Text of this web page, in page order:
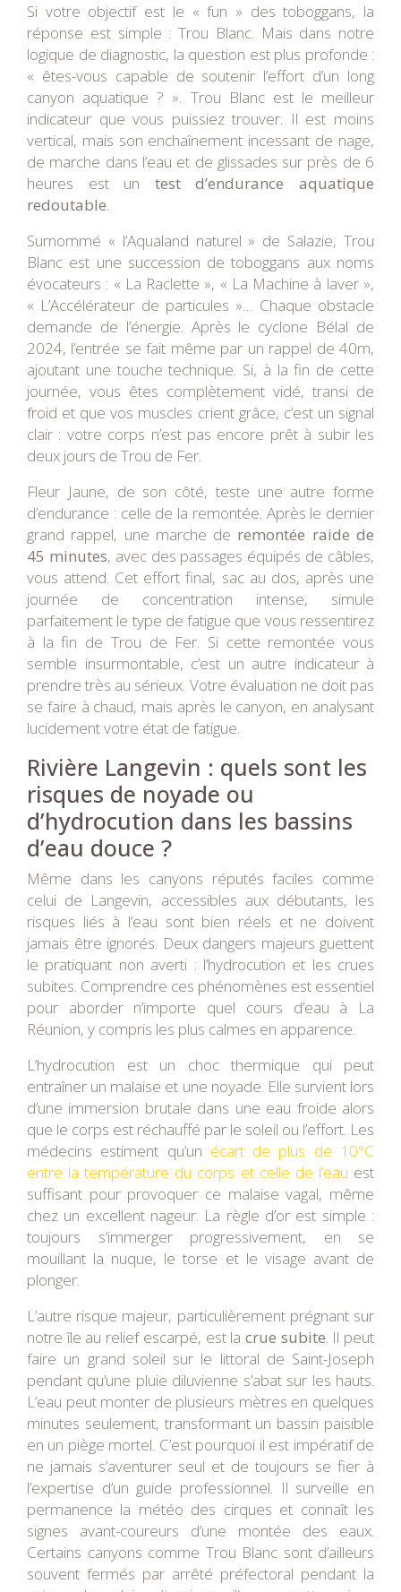
Si votre objectif est le « fun » des toboggans, la
réponse est simple : Trou Blanc. Mais dans notre
logique de diagnostic, la question est plus profonde :
« êtes-vous capable de soutenir l’effort d’un long
canyon aquatique ? ». Trou Blanc est le meilleur
indicateur que vous puissiez trouver. Il est moins
vertical, mais son enchaînement incessant de nage,
de marche dans l’eau et de glissades sur près de 6
heures est un test d’endurance aquatique
redoutable.
Surnommé « l’Aqualand naturel » de Salazie, Trou
Blanc est une succession de toboggans aux noms
évocateurs : « La Raclette », « La Machine à laver »,
« L’Accélérateur de particules »… Chaque obstacle
demande de l’énergie. Après le cyclone Bélal de
2024, l’entrée se fait même par un rappel de 40m,
ajoutant une touche technique. Si, à la fin de cette
journée, vous êtes complètement vidé, transi de
froid et que vos muscles crient grâce, c’est un signal
clair : votre corps n’est pas encore prêt à subir les
deux jours de Trou de Fer.
Fleur Jaune, de son côté, teste une autre forme
d’endurance : celle de la remontée. Après le dernier
grand rappel, une marche de remontée raide de
45 minutes, avec des passages équipés de câbles,
vous attend. Cet effort final, sac au dos, après une
journée de concentration intense, simule
parfaitement le type de fatigue que vous ressentirez
à la fin de Trou de Fer. Si cette remontée vous
semble insurmontable, c’est un autre indicateur à
prendre très au sérieux. Votre évaluation ne doit pas
se faire à chaud, mais après le canyon, en analysant
lucidement votre état de fatigue.
Rivière Langevin : quels sont les
risques de noyade ou
d’hydrocution dans les bassins
d’eau douce ?
Même dans les canyons réputés faciles comme
celui de Langevin, accessibles aux débutants, les
risques liés à l’eau sont bien réels et ne doivent
jamais être ignorés. Deux dangers majeurs guettent
le pratiquant non averti : l’hydrocution et les crues
subites. Comprendre ces phénomènes est essentiel
pour aborder n’importe quel cours d’eau à La
Réunion, y compris les plus calmes en apparence.
L’hydrocution est un choc thermique qui peut
entraîner un malaise et une noyade. Elle survient lors
d’une immersion brutale dans une eau froide alors
que le corps est réchauffé par le soleil ou l’effort. Les
médecins estiment qu’un écart de plus de 10°C
entre la température du corps et celle de l’eau est
suffisant pour provoquer ce malaise vagal, même
chez un excellent nageur. La règle d’or est simple :
toujours s’immerger progressivement, en se
mouillant la nuque, le torse et le visage avant de
plonger.
L’autre risque majeur, particulièrement prégnant sur
notre île au relief escarpé, est la crue subite. Il peut
faire un grand soleil sur le littoral de Saint-Joseph
pendant qu’une pluie diluvienne s’abat sur les hauts.
L’eau peut monter de plusieurs mètres en quelques
minutes seulement, transformant un bassin paisible
en un piège mortel. C’est pourquoi il est impératif de
ne jamais s’aventurer seul et de toujours se fier à
l’expertise d’un guide professionnel. Il surveille en
permanence la météo des cirques et connaît les
signes avant-coureurs d’une montée des eaux.
Certains canyons comme Trou Blanc sont d’ailleurs
souvent fermés par arrêté préfectoral pendant la